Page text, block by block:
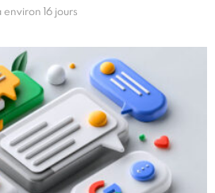
environ 16 jours